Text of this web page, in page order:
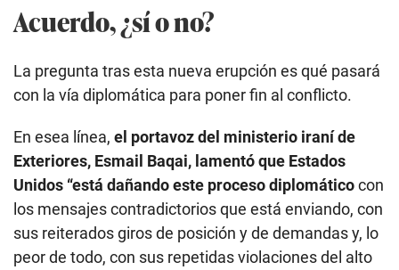
Acuerdo, ¿sí o no?
La pregunta tras esta nueva erupción es qué pasará
con la vía diplomática para poner fin al conflicto.
En esea línea, el portavoz del ministerio iraní de
Exteriores, Esmail Baqai, lamentó que Estados
Unidos “está dañando este proceso diplomáticocon
los mensajes contradictorios que está enviando, con
sus reiterados giros de posición y de demandas y, lo
peor de todo, con sus repetidas violaciones del alto